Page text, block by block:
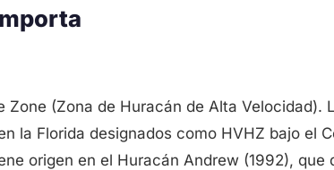
(Zona de Huracán de Alta Velocidad).
la Florida designados como HVHZ bajo el
origen en el Huracán Andrew (1992), que